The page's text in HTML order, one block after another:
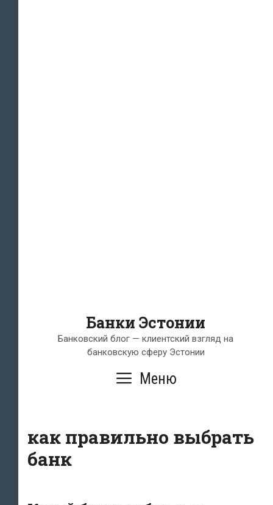
Банки Эстонии
Банковский блог — клиентский взгляд на
банковскую сферу Эстонии
Меню
как правильно выбрать
банк